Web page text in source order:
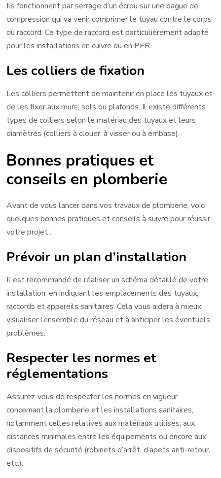
Ils fonctionnent par serrage d’un écrou sur une bague de
compression qui va venir comprimer le tuyau contre le corps
du raccord. Ce type de raccord est particulièrement adapté
pour les installations en cuivre ou en PER.
Les colliers de fixation
Les colliers permettent de maintenir en place les tuyaux et
de les fixer aux murs, sols ou plafonds. Il existe différents
types de colliers selon le matériau des tuyaux et leurs
diamètres (colliers à clouer, à visser ou à embase).
Bonnes pratiques et
conseils en plomberie
Avant de vous lancer dans vos travaux de plomberie, voici
quelques bonnes pratiques et conseils à suivre pour réussir
votre projet :
Prévoir un plan d’installation
Il est recommandé de réaliser un schéma détaillé de votre
installation, en indiquant les emplacements des tuyaux,
raccords et appareils sanitaires. Cela vous aidera à mieux
visualiser l’ensemble du réseau et à anticiper les éventuels
problèmes.
Respecter les normes et
réglementations
Assurez-vous de respecter les normes en vigueur
concernant la plomberie et les installations sanitaires,
notamment celles relatives aux matériaux utilisés, aux
distances minimales entre les équipements ou encore aux
dispositifs de sécurité (robinets d’arrêt, clapets anti-retour,
etc.).